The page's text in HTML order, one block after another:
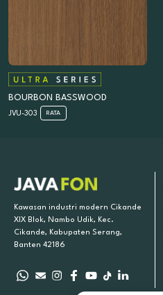
BOURBON BASSWOOD
JVU-303 RATA
Kawasan industri modern Cikande
XIX Blok, Nambo Udik, Kec.
Cikande, Kabupaten Serang,
Banten 42186